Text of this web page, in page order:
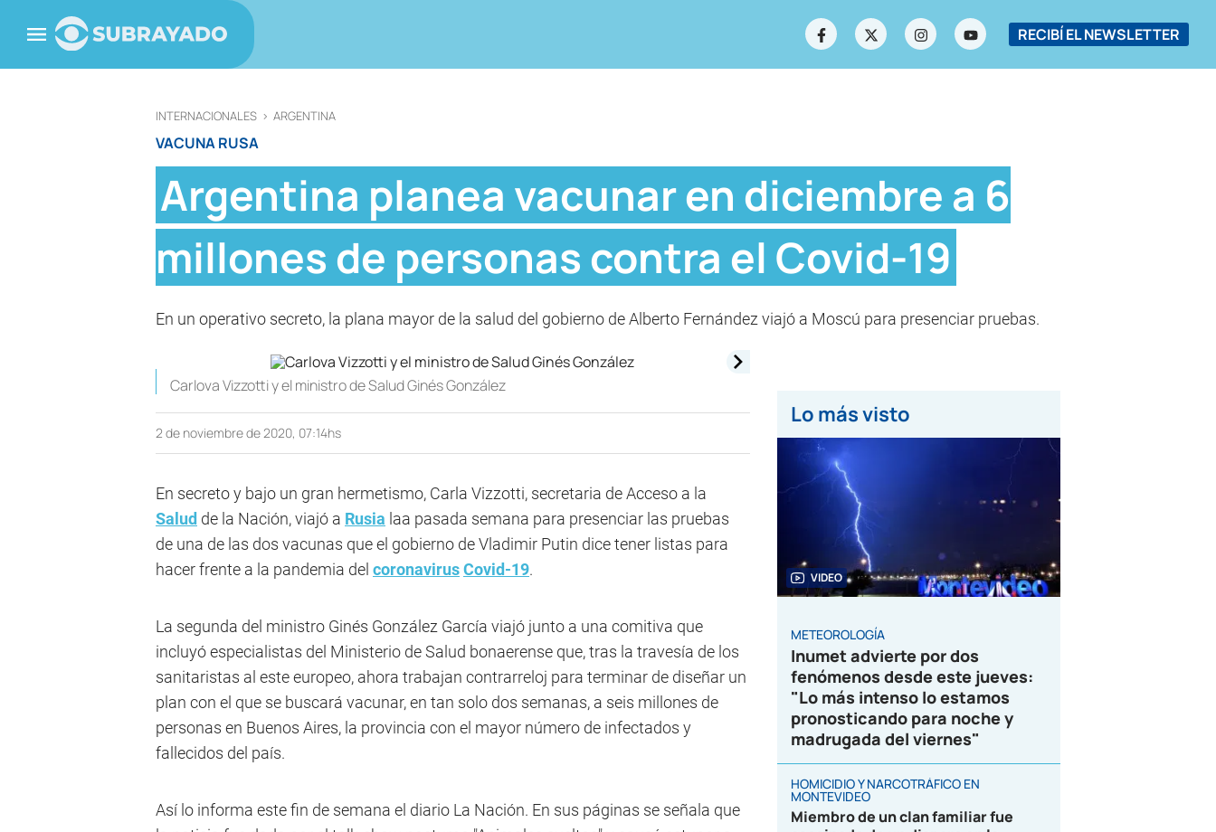
RECIBÍ EL NEWSLETTER
INTERNACIONALES > ARGENTINA
VACUNA RUSA
Argentina planea vacunar en diciembre a 6
millones de personas contra el Covid-19
En un operativo secreto, la plana mayor de la salud del gobierno de Alberto Fernández viajó a Moscú para presenciar pruebas.
Carlova Vizzotti y el ministro de Salud Ginés González
2 de noviembre de 2020, 07:14hs
En secreto y bajo un gran hermetismo, Carla Vizzotti, secretaria de Acceso a la
Salud de la Nación, viajó a Rusia laa pasada semana para presenciar las pruebas
de una de las dos vacunas que el gobierno de Vladimir Putin dice tener listas para
hacer frente a la pandemia del coronavirusCovid-19.
La segunda del ministro Ginés González García viajó junto a una comitiva que
incluyó especialistas del Ministerio de Salud bonaerense que, tras la travesía de los
sanitaristas al este europeo, ahora trabajan contrarreloj para terminar de diseñar un
plan con el que se buscará vacunar, en tan solo dos semanas, a seis millones de
personas en Buenos Aires, la provincia con el mayor número de infectados y
fallecidos del país.
Así lo informa este fin de semana el diario La Nación. En sus páginas se señala que
Lo más visto
VIDEO
METEOROLOGÍA
Inumet advierte por dos
fenómenos desde este jueves:
"Lo más intenso lo estamos
pronosticando para noche y
madrugada del viernes"
HOMICIDIO Y NARCOTRÁFICO EN
MONTEVIDEO
Miembro de un clan familiar fue